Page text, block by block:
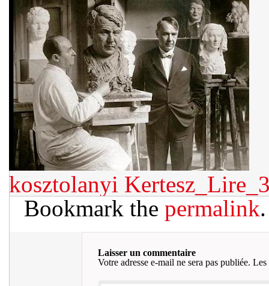
kosztolanyi
Bookmark the permalink.
Laisser un commentaire
Votre adresse e-mail ne sera pas publiée. Les